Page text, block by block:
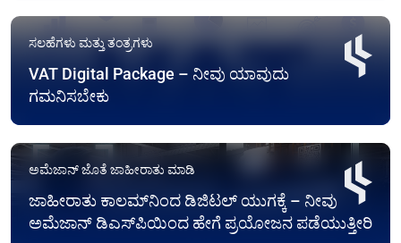
ಸಲಹೆಗಳು ಮತ್ತು ತಂತ್ರಗಳು
VAT Digital Package – ನೀವು ಯಾವುದು
ಗಮನಿಸಬೇಕು
ಅಮೆಜಾನ್ ಜೊತೆ ಜಾಹೀರಾತು ಮಾಡಿ
ಜಾಹೀರಾತು ಕಾಲಮ್‌ನಿಂದ ಡಿಜಿಟಲ್ ಯುಗಕ್ಕೆ – ನೀವು
ಅಮೆಜಾನ್ ಡಿಎಸ್‌ಪಿಯಿಂದ ಹೇಗೆ ಪ್ರಯೋಜನ ಪಡೆಯುತ್ತೀರಿ